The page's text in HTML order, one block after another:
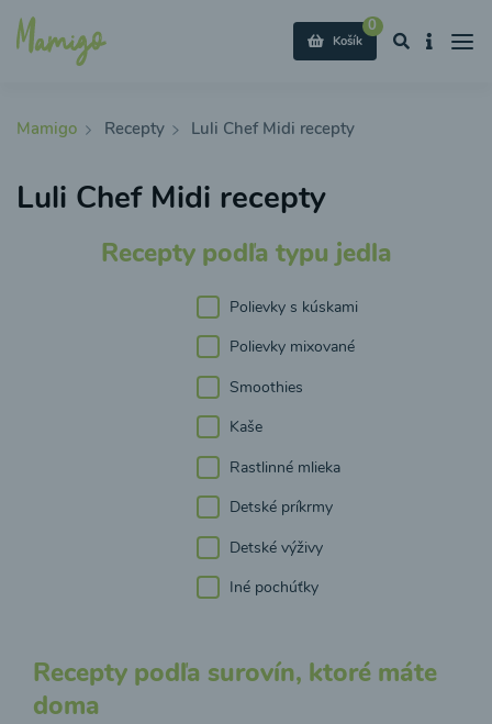
0
Košík
Mamigo Recepty Luli Chef Midi recepty
Luli Chef Midi recepty
Recepty podľa typu jedla
Polievky s kúskami
Polievky mixované
Smoothies
Kaše
Rastlinné mlieka
Detské príkrmy
Detské výživy
Iné pochúťky
Recepty podľa surovín, ktoré máte
doma